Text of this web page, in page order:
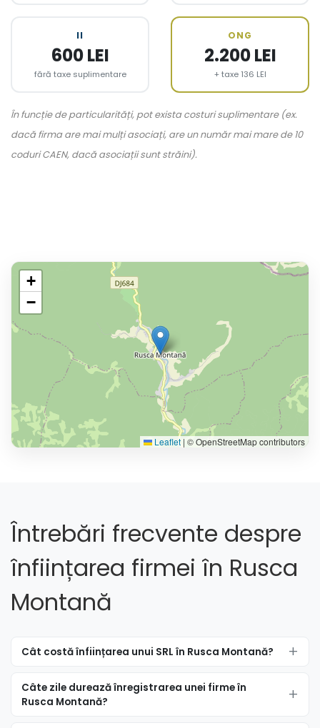
II
600 LEI
fără taxe suplimentare
ONG
2.200 LEI
+ taxe 136 LEI
În funcție de particularități, pot exista costuri suplimentare (ex.
dacă firma are mai mulți asociați, are un număr mai mare de 10
coduri CAEN, dacă asociații sunt străini).
+
−
Leaflet | © OpenStreetMap contributors
Întrebări frecvente despre
înființarea firmei în Rusca
Montană
Cât costă înființarea unui SRL în Rusca Montană?
Câte zile durează înregistrarea unei firme în
Rusca Montană?